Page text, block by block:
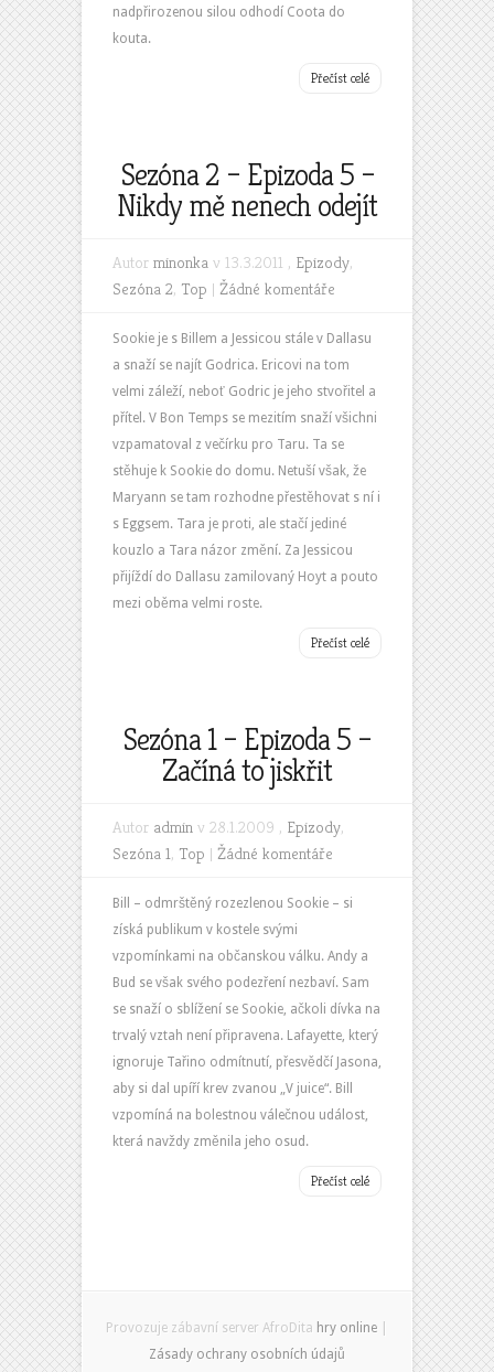
nadpřirozenou silou odhodí Coota do
kouta.
Přečíst celé
Sezóna 2 – Epizoda 5 –
Nikdy mě nenech odejít
Autor minonka v 13.3.2011 , Epizody,
Sezóna 2, Top | Žádné komentáře
Sookie je s Billem a Jessicou stále v Dallasu
a snaží se najít Godrica. Ericovi na tom
velmi záleží, neboť Godric je jeho stvořitel a
přítel. V Bon Temps se mezitím snaží všichni
vzpamatoval z večírku pro Taru. Ta se
stěhuje k Sookie do domu. Netuší však, že
Maryann se tam rozhodne přestěhovat s ní i
s Eggsem. Tara je proti, ale stačí jediné
kouzlo a Tara názor změní. Za Jessicou
přijíždí do Dallasu zamilovaný Hoyt a pouto
mezi oběma velmi roste.
Přečíst celé
Sezóna 1 – Epizoda 5 –
Začíná to jiskřit
Autor admin v 28.1.2009 , Epizody,
Sezóna 1, Top | Žádné komentáře
Bill – odmrštěný rozezlenou Sookie – si
získá publikum v kostele svými
vzpomínkami na občanskou válku. Andy a
Bud se však svého podezření nezbaví. Sam
se snaží o sblížení se Sookie, ačkoli dívka na
trvalý vztah není připravena. Lafayette, který
ignoruje Tařino odmítnutí, přesvědčí Jasona,
aby si dal upíří krev zvanou „V juice“. Bill
vzpomíná na bolestnou válečnou událost,
která navždy změnila jeho osud.
Přečíst celé
Provozuje zábavní server AfroDita hry online
Zásady ochrany osobních údajů